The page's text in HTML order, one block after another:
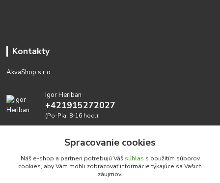
Kontakty
AkvaShop s.r.o.
Igor Heriban
+421915272027
(Po-Pia, 8-16 hod.)
Spracovanie cookies
Náš e-shop a partneri potrebujú Váš súhlas s použitím súborov
cookies, aby Vám mohli zobrazovať informácie týkajúce sa Vašich
záujmov.